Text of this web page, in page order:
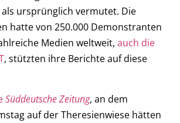
ursprünglich vermutet. Die
hatte von 250.000 Demonstranten
Medien weltweit, auch die
, stützten ihre Berichte auf diese
Süddeutsche Zeitung, an dem
auf der Theresienwiese hätten